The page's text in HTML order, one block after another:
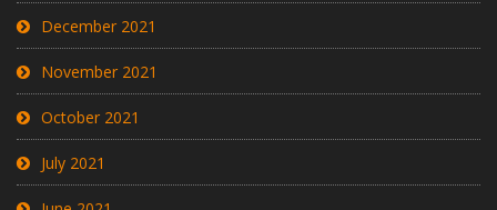
December 2021
November 2021
October 2021
July 2021